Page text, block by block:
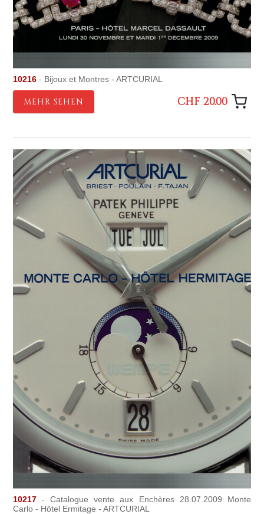
10216 - Bijoux et Montres - ARTCURIAL
MEHR SEHEN CHF 20.00
10217 - Catalogue vente aux Enchères 28.07.2009 Monte
Carlo - Hôtel Ermitage - ARTCURIAL